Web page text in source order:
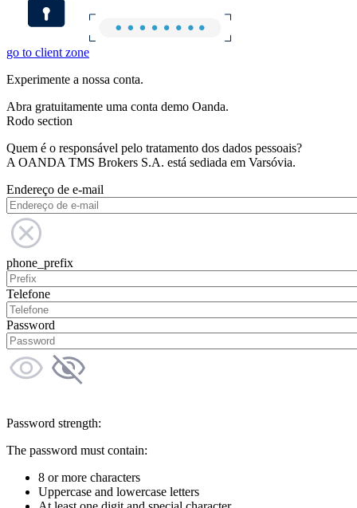
go to client zone
Experimente a nossa conta.
Abra gratuitamente uma conta demo Oanda.
Rodo section
Quem é o responsável pelo tratamento dos dados pessoais?
A OANDA TMS Brokers S.A. está sediada em Varsóvia.
Endereço de e-mail
phone_prefix
Telefone
Password
Password strength:
The password must contain:
8 or more characters
Uppercase and lowercase letters